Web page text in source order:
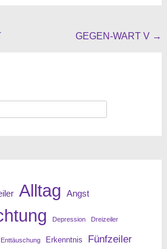
GEGEN-WART V →
Alltag Angst
Depression Dreizeiler
Enttäuschung Erkenntnis Fünfzeiler